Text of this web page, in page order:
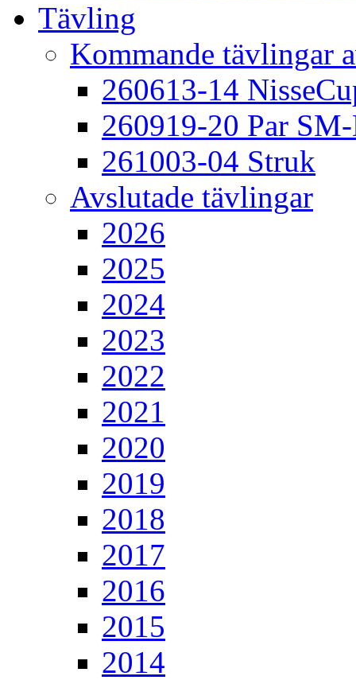
Tävling
Kommande tävlingar
260613-14
260919-20 Par
261003-04 Struk
Avslutade tävlingar
2026
2025
2024
2023
2022
2021
2020
2019
2018
2017
2016
2015
2014